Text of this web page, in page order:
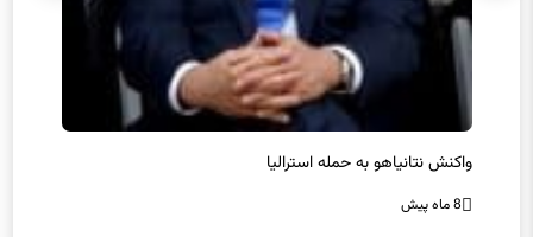
واکنش نتانیاهو به حمله استرالیا
8 ماه پیش